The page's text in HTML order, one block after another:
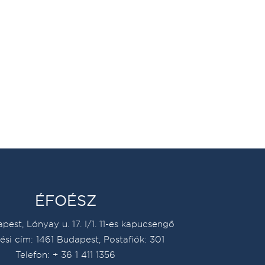
ÉFOÉSZ
Lónyay u. 17. I/1. 11-es kapucsengő
cím: 1461 Budapest, Postafiók: 301
Telefon: + 36 1 411 1356